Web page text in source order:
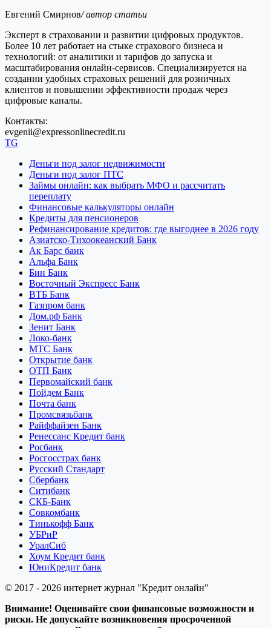
Евгений Смирнов/ автор статьи
Эксперт в страховании и развитии цифровых продуктов.
Более 10 лет работает на стыке страхового бизнеса и
технологий: от аналитики и тарифов до запуска и
масштабирования онлайн-сервисов. Специализируется на
создании удобных страховых решений для розничных
клиентов и повышении эффективности продаж через
цифровые каналы.
Контакты:
evgenii@expressonlinecredit.ru
TG
Деньги под залог недвижимости
Деньги под залог ПТС
Займы онлайн: как выбрать МФО и рассчитать
переплату
Финансовые калькуляторы онлайн
Кредиты для пенсионеров
Рефинансирование кредитов: где выгоднее в 2026 году
Азиатско-Тихоокеанский Банк
Ак Барс банк
Альфа Банк
Бин Банк
Восточный Экспресс Банк
ВТБ Банк
Газпром банк
Дом.рф Банк
Зенит Банк
Локо-банк
МТС Банк
Открытие банк
ОТП Банк
Первомайский банк
Пойдем Банк
Почта банк
Промсвязьбанк
Райффайзен Банк
Ренессанс Кредит банк
Росбанк
Росгосстрах банк
Русский Стандарт
Сбербанк
Ситибанк
СКБ-Банк
Совкомбанк
Тинькофф Банк
УБРиР
УралСиб
Хоум Кредит банк
ЮниКредит банк
© 2017 - 2026 интернет журнал "Кредит онлайн"
Внимание! Оценивайте свои финансовые возможности и
риски. Не допускайте возникновения просроченной